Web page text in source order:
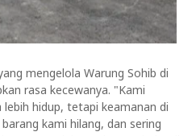
mengelola Warung Sohib di
rasa kecewanya. "Kami
hidup, tetapi keamanan di
kami hilang, dan sering